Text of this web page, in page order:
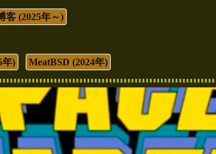
客 (2025年～)
年) MeatBSD (2024年)